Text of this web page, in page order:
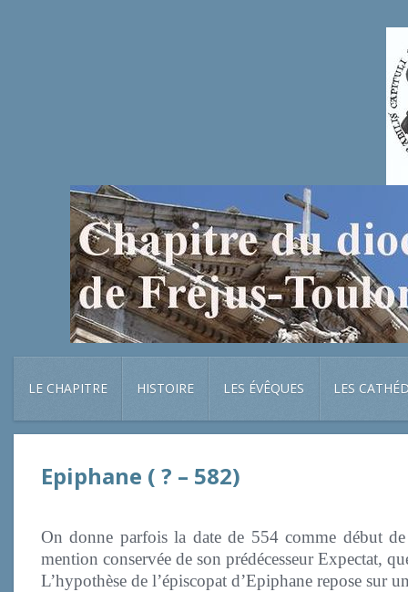
LE CHAPITRE HISTOIRE LES ÉVÊQUES LES
Epiphane ( ? – 582)
On donne parfois la date de 554 comme début de
mention conservée de son prédécesseur Expectat,
L’hypothèse de l’épiscopat d’Epiphane repose sur